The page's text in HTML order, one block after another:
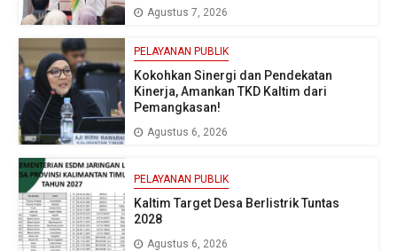
Agustus 7, 2026
PELAYANAN PUBLIK
Kokohkan Sinergi dan Pendekatan
Kinerja, Amankan TKD Kaltim dari
Pemangkasan!
Agustus 6, 2026
PELAYANAN PUBLIK
Kaltim Target Desa Berlistrik Tuntas
2028
Agustus 6, 2026